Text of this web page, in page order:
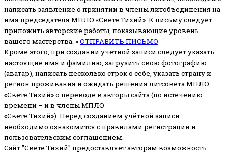
написать заявление о принятии в члены литобъединения на
имя председателя МПЛО «Свете Тихий». К письму следует
приложить авторские работы, показывающие уровень
вашего мастерства. »ОТПРАВИТЬ ПИСЬМО
Кроме этого, при создании учетной записи следует указать
настоящие имя и фамилию, загрузить свою фотографию
(аватар), написать несколько строк о себе, указать страну и
регион проживания и ожидать решения литсовета МПЛО
«Свете Тихий» о переводе в авторы сайта (по истечению
времени – и в члены МПЛО
«Свете Тихий»). Перед созданием учётной записи
необходимо ознакомится с правилами регистрации и
пользовательским соглашением.
Сайт "Свете Тихий" предоставляет авторам возможность